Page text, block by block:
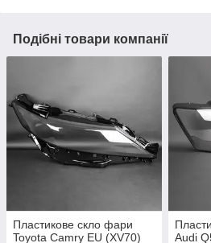
Подібні товари компанії
Пластикове скло фари
Toyota Camry EU (XV70)
Audi